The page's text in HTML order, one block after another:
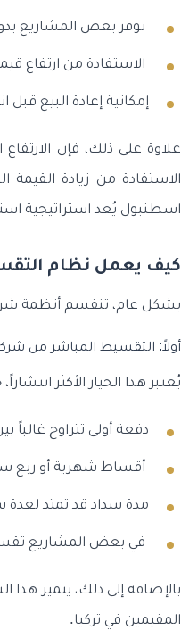
توفر بعض المشاريع
الاستفادة من ارتفاع
إمكانية إعادة البيع
علاوة على ذلك، فإن
الاستفادة من زيادة
اسطنبول يُعد استراتيجية
كيف يعمل نظام
بشكل عام، تنقسم أنظمة
أولاً: التقسيط المباشر من
يُعتبر هذا الخيار الأكثر
دفعة أولى تتراوح غالباً بين 30%
أقساط شهرية أو ربع
مدة سداد قد تمتد لعدة
في بعض المشاريع
بالإضافة إلى ذلك، يتميز هذا
المقيمين في تركيا.